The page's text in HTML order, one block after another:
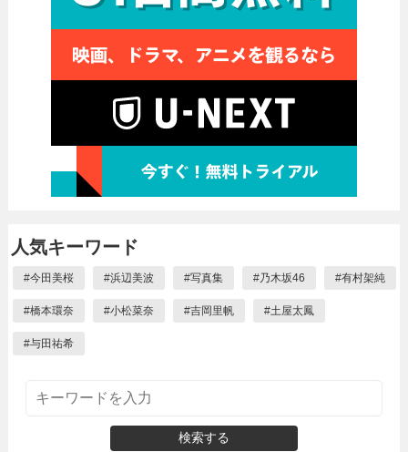
人気キーワード
#今田美桜 #浜辺美波 #写真集 #乃木坂46 #有村架純
#橋本環奈 #小松菜奈 #吉岡里帆 #土屋太鳳
#与田祐希
検索する